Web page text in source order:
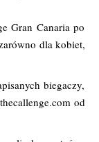
Gran Canaria po
dla kobiet,
biegaczy,
od